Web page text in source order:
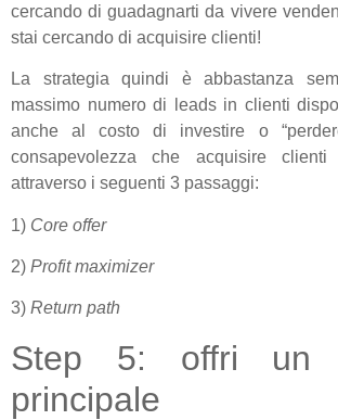
cercando di guadagnarti da vivere
stai cercando di acquisire clienti!
La strategia quindi è abbastanza
massimo numero di leads in clienti
anche al costo di investire o
consapevolezza che acquisire clienti
attraverso i seguenti 3 passaggi:
1) Core offer
2) Profit maximizer
3) Return path
Step 5: offri un
principale